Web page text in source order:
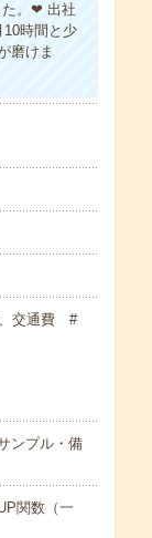
た。❤ 出社
時間と少
磨けま
、交通費 #
ンプル・備
関数（一